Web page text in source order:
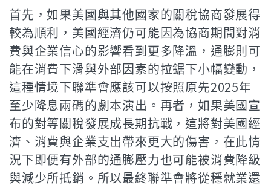
首先，如果美國與其他國家的關稅協商發展得
較為順利，美國經濟仍可能因為協商期間對消
費與企業信心的影響看到更多降溫，通膨則可
能在消費下滑與外部因素的拉鋸下小幅變動，
這種情境下聯準會應該可以按照原先2025年
至少降息兩碼的劇本演出。再者，如果美國宣
布的對等關稅發展成長期抗戰，這將對美國經
濟、消費與企業支出帶來更大的傷害，在此情
況下即便有外部的通膨壓力也可能被消費降級
與減少所抵銷。所以最終聯準會將從穩就業還